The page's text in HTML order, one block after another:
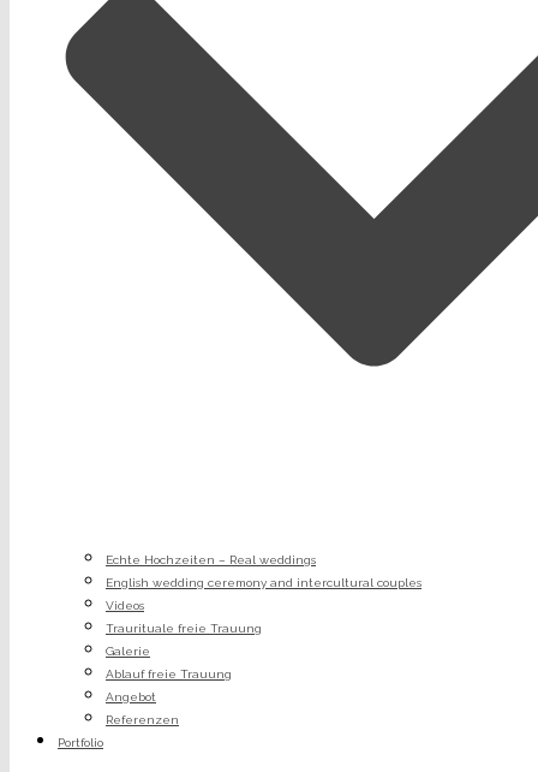
Echte Hochzeiten – Real weddings
English wedding ceremony and intercultural couples
Videos
Traurituale freie Trauung
Galerie
Ablauf freie Trauung
Angebot
Referenzen
Portfolio